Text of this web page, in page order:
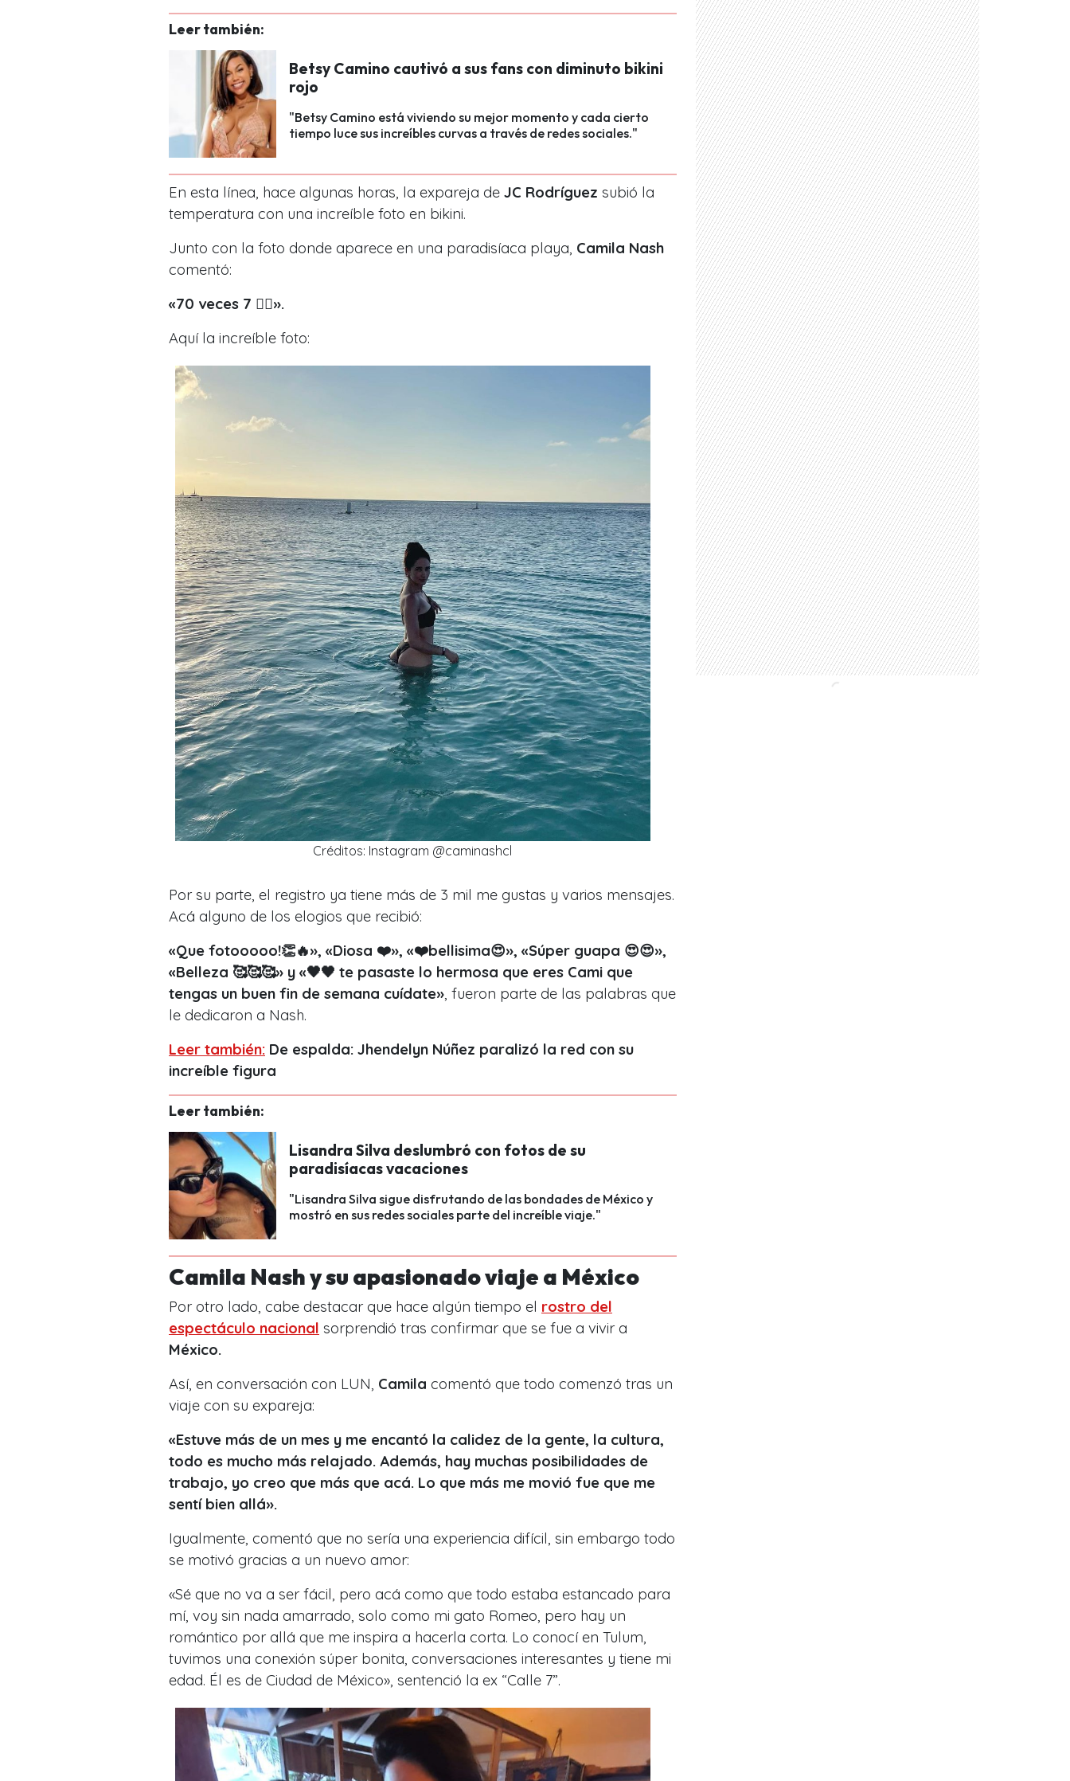
Leer también:
Betsy Camino cautivó a sus fans con diminuto bikini
rojo
"Betsy Camino está viviendo su mejor momento y cada cierto
tiempo luce sus increíbles curvas a través de redes sociales."
En esta línea, hace algunas horas, la expareja de JC Rodríguez subió la
temperatura con una increíble foto en bikini.
Junto con la foto donde aparece en una paradisíaca playa, Camila Nash
comentó:
«70 veces 7 🧜‍♀️».
Aquí la increíble foto:
Créditos: Instagram @caminashcl
Por su parte, el registro ya tiene más de 3 mil me gustas y varios mensajes.
Acá alguno de los elogios que recibió:
«Que fotooooo!👏🔥», «Diosa ❤️», «❤️bellisima😍», «Súper guapa 😍😍»,
«Belleza 🥰🥰🥰» y «🖤🖤 te pasaste lo hermosa que eres Cami que
tengas un buen fin de semana cuídate», fueron parte de las palabras que
le dedicaron a Nash.
Leer también: De espalda: Jhendelyn Núñez paralizó la red con su
increíble figura
Leer también:
Lisandra Silva deslumbró con fotos de su
paradisíacas vacaciones
"Lisandra Silva sigue disfrutando de las bondades de México y
mostró en sus redes sociales parte del increíble viaje."
Camila Nash y su apasionado viaje a México
Por otro lado, cabe destacar que hace algún tiempo el rostro del
espectáculo nacional sorprendió tras confirmar que se fue a vivir a
México.
Así, en conversación con LUN, Camila comentó que todo comenzó tras un
viaje con su expareja:
«Estuve más de un mes y me encantó la calidez de la gente, la cultura,
todo es mucho más relajado. Además, hay muchas posibilidades de
trabajo, yo creo que más que acá. Lo que más me movió fue que me
sentí bien allá».
Igualmente, comentó que no sería una experiencia difícil, sin embargo todo
se motivó gracias a un nuevo amor:
«Sé que no va a ser fácil, pero acá como que todo estaba estancado para
mí, voy sin nada amarrado, solo como mi gato Romeo, pero hay un
romántico por allá que me inspira a hacerla corta. Lo conocí en Tulum,
tuvimos una conexión súper bonita, conversaciones interesantes y tiene mi
edad. Él es de Ciudad de México», sentenció la ex “Calle 7”.